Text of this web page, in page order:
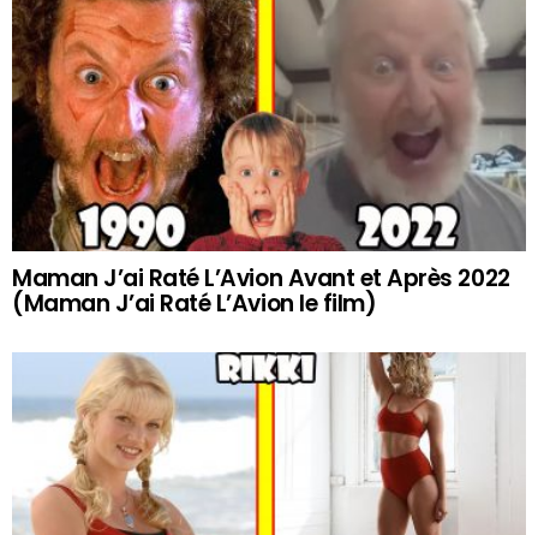
Maman J’ai Raté L’Avion Avant et Après 2022
(Maman J’ai Raté L’Avion le film)